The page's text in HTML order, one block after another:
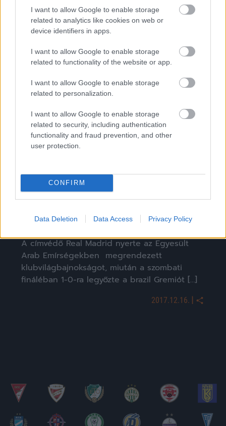
I want to allow Google to enable storage
related to analytics like cookies on web or
device identifiers in apps.
I want to allow Google to enable storage
related to functionality of the website or app.
I want to allow Google to enable storage
related to personalization.
I want to allow Google to enable storage
related to security, including authentication
functionality and fraud prevention, and other
user protection.
CONFIRM
Data Deletion Data Access Privacy Policy
Cristiano Ronaldo visszalőtte tegnap este a
Real Madridot a futballvilág trónjára, a brazil
Gremio ellen ugyanis a portugál góljával
2017.12.17.
NB1
Ronaldo visszaültette a Real Madridot a
futballvilág trónjára – videó
A címvédő Real Madrid nyerte az Egyesült
Arab Emírségekben megrendezett
klubvilágbajnokságot, miután a szombati
fináléban 1-0-ra legyőzte a brazil Gremiót […]
2017.12.16. |